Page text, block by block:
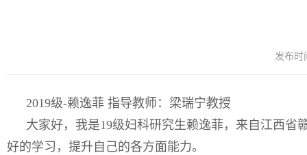
发布时
2019级-赖逸菲 指导教师：梁瑞宁教授
大家好，我是19级妇科研究生赖逸菲，来自江西省
好的学习，提升自己的各方面能力。